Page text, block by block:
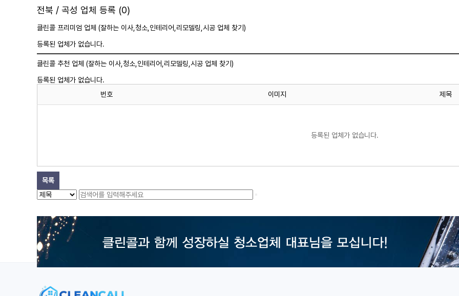
전북 / 곡성 업체 등록 (0)
클린콜 프리미엄 업체 (잘하는 이사, 청소 ,인테리어,리모델링,시공 업체 찾기)
등록된 업체가 없습니다.
클린콜 추천 업체 (잘하는 이사, 청소 ,인테리어,리모델링,시공 업체 찾기)
등록된 업체가 없습니다.
번호
이미지 제목
등록된 업체가 없습니다.
목록